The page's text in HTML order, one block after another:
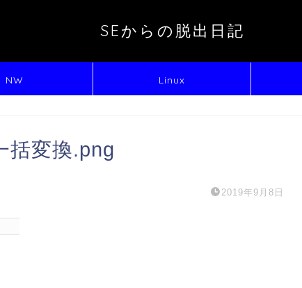
SEからの脱出日記
NW Linux
括変換.png
2019年9月8日